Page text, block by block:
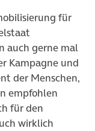
für
auch gerne mal
Kampagne und
der Menschen,
empfohlen
für den
wirklich